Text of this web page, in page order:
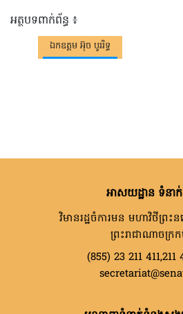
អត្ថបទពាក់ព័ន្ធ ៖
ឯកឧត្តម អ៊ុច បូររិទ្ធ
អាសយដ្ឋាន ទំនា
វិមានរដ្ឋចំការមន មហាវិថីព្រះន
ព្រះរាជាណាចក្រក
(855) 23 211